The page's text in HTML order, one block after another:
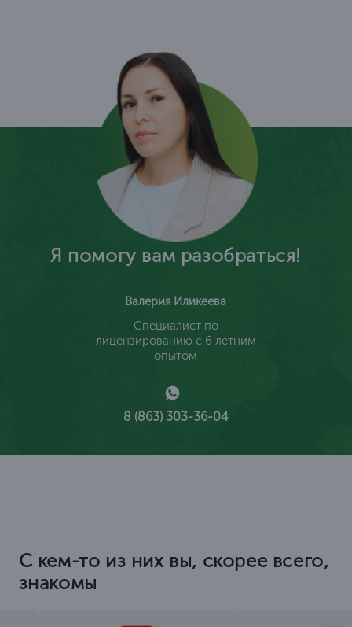
Я помогу вам разобраться!
Валерия Иликеева
Специалист по
лицензированию с 6 летним
опытом
8 (863) 303-36-04
С кем-то из них вы, скорее всего,
знакомы